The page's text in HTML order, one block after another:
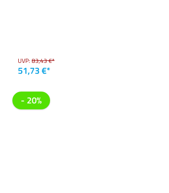
UVP: 83,43 €*
51,73 €*
- 20%